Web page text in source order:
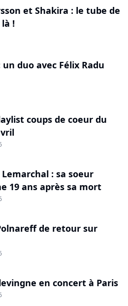
et Shakira : le tube de
!
duo avec Félix Radu
coups de coeur du
: sa soeur
19 ans après sa mort
de retour sur
en concert à Paris